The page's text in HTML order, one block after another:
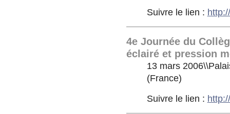
Suivre le lien :
4e Journée du
éclairé et pression
13 mars
(France)
Suivre le lien :